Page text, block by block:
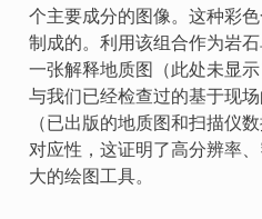
个主要成分的图像。这种彩
制成的。利用该组合作为岩
一张解释地质图（此处未显
与我们已经检查过的基于现
（已出版的地质图和扫描仪
对应性，这证明了高分辨率
大的绘图工具。